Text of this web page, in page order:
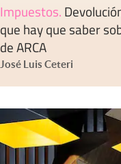
Impuestos.
que hay que saber
de ARCA
José Luis Ceteri